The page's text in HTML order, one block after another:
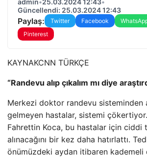
admin•25.03.2024 12:43•
Güncellendi: 25.03.2024 12:43
Paylaş: Twitter Facebook
Pinterest
KAYNAKCNN TÜRKÇE
“Randevu alıp çıkalım mı diye
Merkezi doktor randevu sisteminden
gelmeyen hastalar, sistemi çökertiyor.
Fahrettin Koca, bu hastalar için ciddi
alınacağını bir kez daha hatırlattı.
önümüzdeki aydan itibaren kademeli